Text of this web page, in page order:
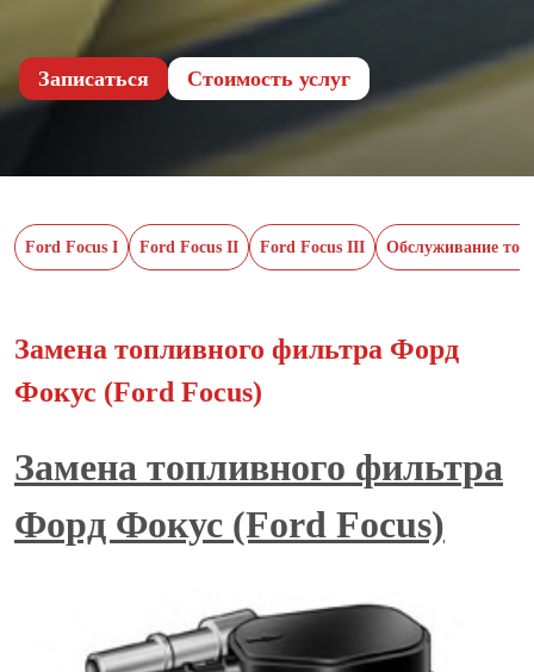
Записаться Cтоимость услуг
Ford Focus I Ford Focus II Ford Focus III Обслуживание
Замена топливного фильтра Форд
Фокус (Ford Focus)
Замена топливного фильтра
Форд Фокус (Ford Focus)